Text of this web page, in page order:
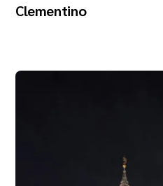
Clementino